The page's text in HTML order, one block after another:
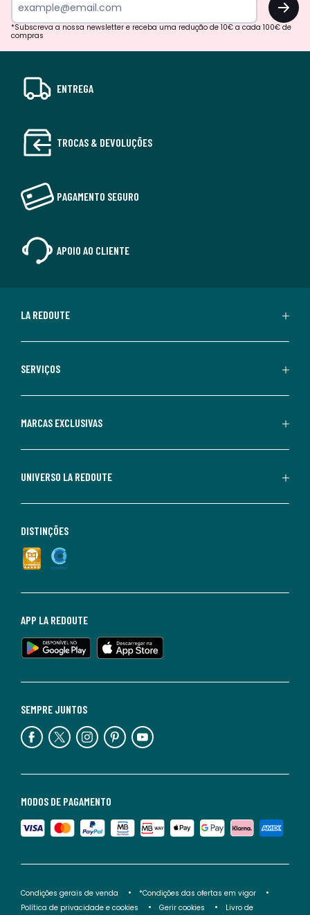
*Subscreva a nossa newsletter e receba uma redução de 10€ a cada 100€ de
compras
ENTREGA
TROCAS & DEVOLUÇÕES
PAGAMENTO SEGURO
APOIO AO CLIENTE
LA REDOUTE
SERVIÇOS
MARCAS EXCLUSIVAS
UNIVERSO LA REDOUTE
MODOS DE PAGAMENTO
SEMPRE JUNTOS
APP LA REDOUTE
DISTINÇÕES
Condições gerais de venda
*Condições das ofertas em vigor
Política de privacidade e cookies
Gerir cookies Livro de